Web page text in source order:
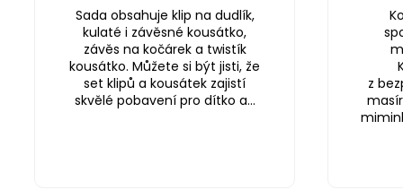
Sada obsahuje klip na dudlík,
kulaté i závěsné kousátko,
závěs na kočárek a twistík
kousátko. Můžete si být jisti, že
set klipů a kousátek zajistí
skvělé pobavení pro dítko a...
z